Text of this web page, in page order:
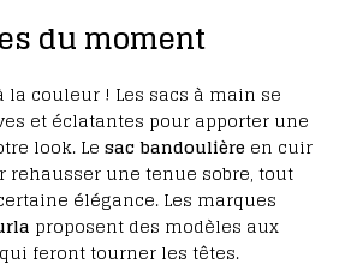
du moment
la couleur ! Les sacs à main se
et éclatantes pour apporter une
look. Lesac bandoulière en cuir
rehausser une tenue sobre, tout
élégance. Les marques
proposent des modèles aux
feront tourner les têtes.